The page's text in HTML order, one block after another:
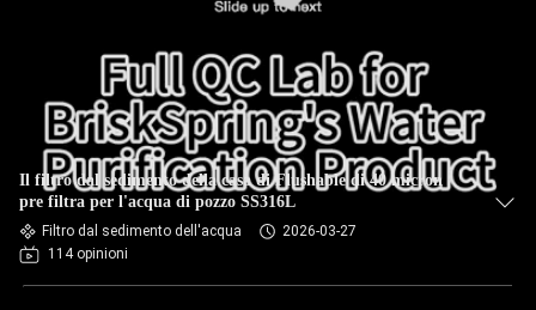
Il filtro dal sedimento della casa di Flushable di 40 micron
pre filtra per l'acqua di pozzo SS316L
Filtro dal sedimento dell'acqua
2026-03-27
114 opinioni